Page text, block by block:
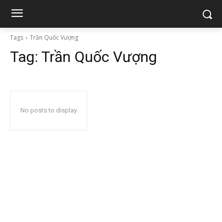
Tags Trần Quốc Vượng
Tag: Trần Quốc Vượng
No posts to display